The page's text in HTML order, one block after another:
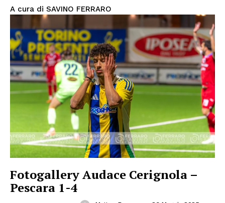
A cura di SAVINO FERRARO
Fotogallery Audace Cerignola –
Pescara 1-4